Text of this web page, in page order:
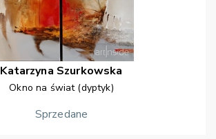
Katarzyna Szurkowska
Okno na świat (dyptyk)
Sprzedane